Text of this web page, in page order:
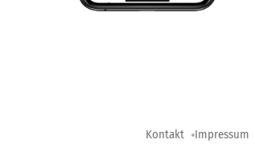
Kontakt Impressum